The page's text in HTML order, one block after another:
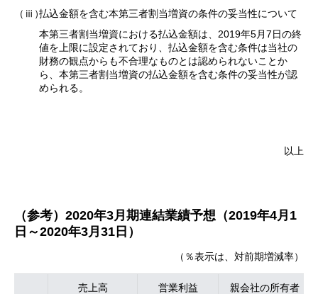
（ⅲ）払込金額を含む本第三者割当増資の条件の妥当性について
本第三者割当増資における払込金額は、2019年5月7日の終
値を上限に設定されており、払込金額を含む条件は当社の
財務の観点からも不合理なものとは認められないことか
ら、本第三者割当増資の払込金額を含む条件の妥当性が認
められる。
以上
（参考）2020年3月期連結業績予想（2019年4月1
日～2020年3月31日）
（％表示は、対前期増減率）
売上高 営業利益
親会社の所有者